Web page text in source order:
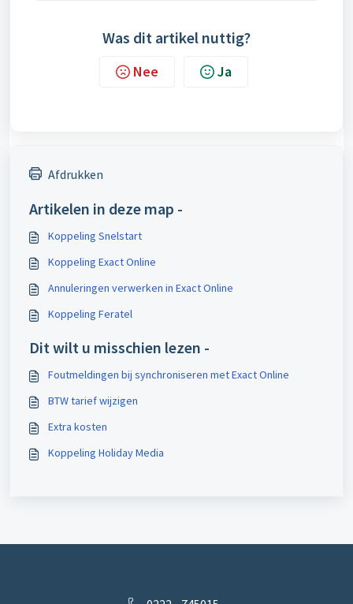
Was dit artikel nuttig?
Nee Ja
Afdrukken
Artikelen in deze map -
Koppeling Snelstart
Koppeling Exact Online
Annuleringen verwerken in Exact Online
Koppeling Feratel
Dit wilt u misschien lezen -
Foutmeldingen bij synchroniseren met Exact Online
BTW tarief wijzigen
Extra kosten
Koppeling Holiday Media